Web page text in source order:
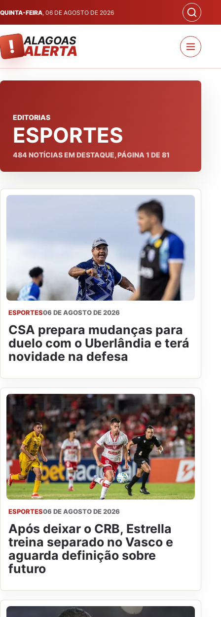
QUINTA-FEIRA, 06 DE AGOSTO DE 2026
! ALAGOAS
ALERTA
EDITORIAS
ESPORTES
484 NOTÍCIAS EM DESTAQUE, PÁGINA 1 DE 81
ESPORTES06 DE AGOSTO DE 2026
CSA prepara mudanças para
duelo com o Uberlândia e terá
novidade na defesa
ESPORTES06 DE AGOSTO DE 2026
Após deixar o CRB, Estrella
treina separado no Vasco e
aguarda definição sobre
futuro